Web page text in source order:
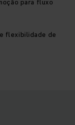
para fluxo
flexibilidade de